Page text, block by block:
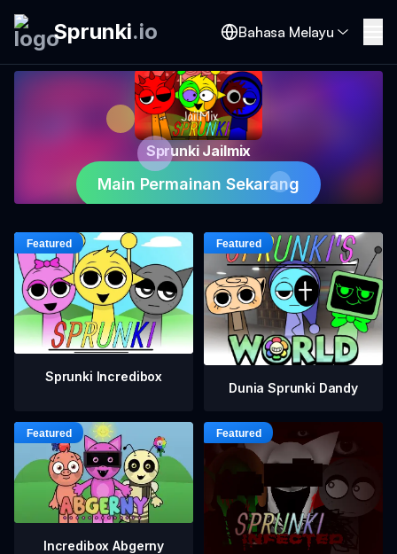
Sprunki.io Bahasa Melayu
Sprunki Jailmix
Main Permainan Sekarang
Sprunki Incredibox
Dunia Sprunki Dandy
Incredibox Abgerny